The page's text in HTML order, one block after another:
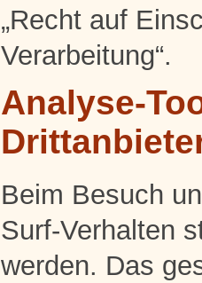
„Recht auf
Verarbeitung“.
Analyse-
Beim Besuch
Surf-Verhalten
werden. Das